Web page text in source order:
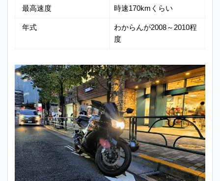
最高速度 時速170kmくらい
年式
わからんが2008～2010程
度